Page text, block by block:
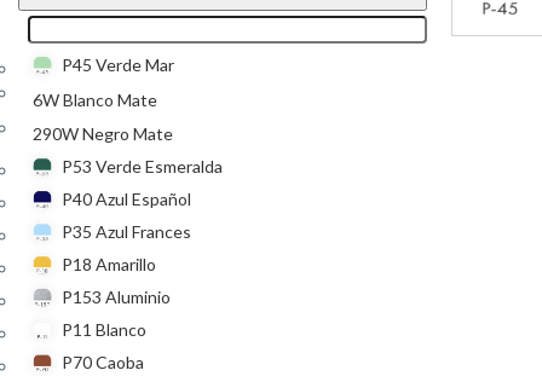
P45 Verde Mar
6W Blanco Mate
290W Negro Mate
P53 Verde Esmeralda
P40 Azul Español
P35 Azul Frances
P18 Amarillo
P153 Aluminio
P11 Blanco
P70 Caoba